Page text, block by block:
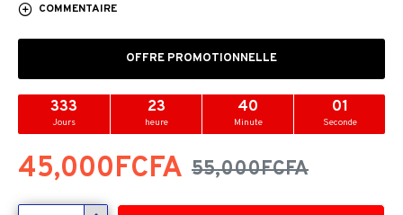
COMMENTAIRE
OFFRE PROMOTIONNELLE
333
Jours
23
heure
39
Minute
60
Seconde
45,000FCFA 55,000FCFA